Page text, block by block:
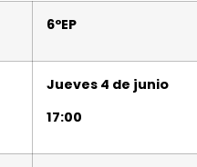
6ºEP
Jueves 4 de junio
17:00